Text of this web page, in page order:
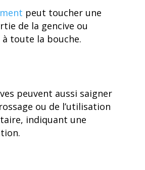
peut toucher une
de la gencive ou
à toute la bouche.
peuvent aussi saigner
ou de l’utilisation
indiquant une